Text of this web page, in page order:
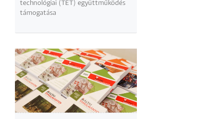
technológiai (TÉT) együttműködés
támogatása